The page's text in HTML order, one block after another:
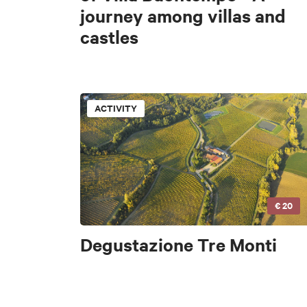
journey among villas and
castles
ACTIVITY
€ 20
Degustazione Tre Monti
+
−
FILTERS
Accessible
INTERESTS
TYPE
ACTIVITY
INTERESTS